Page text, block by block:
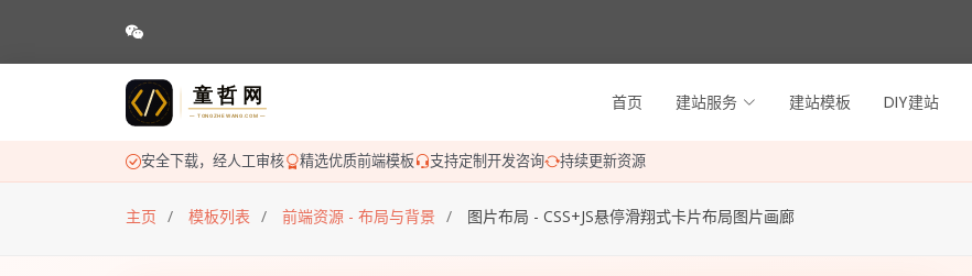
首页 建站服务 建站模板 DIY建站
安全下载，经人工审核 精选优质前端模板 支持定制开发咨询 持续更新资源
主页 模板列表 前端资源 - 布局与背景 图片布局 - CSS+JS悬停滑翔式卡片布局图片画廊